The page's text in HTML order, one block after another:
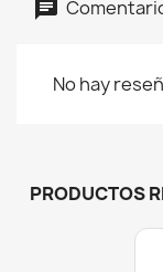
No hay
PRODUCTOS